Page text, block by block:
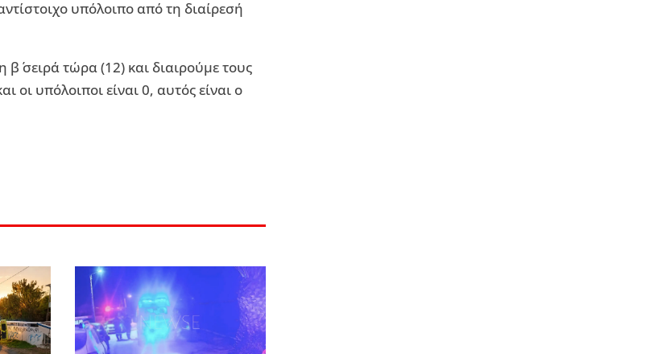
υπόλοιπο από τη διαίρεσή
σειρά τώρα (12) και διαιρούμε τους
οι υπόλοιποι είναι 0, αυτός είναι ο